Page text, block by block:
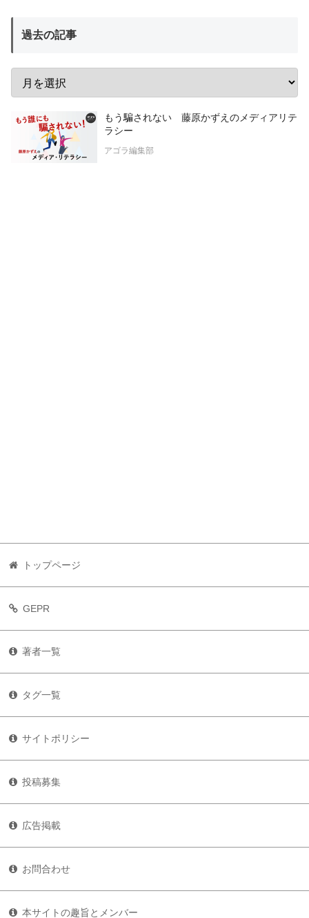
過去の記事
もう騙されない 藤原かずえのメディアリテ
ラシー
アゴラ編集部
トップページ
GEPR
著者一覧
タグ一覧
サイトポリシー
投稿募集
広告掲載
お問合わせ
本サイトの趣旨とメンバー